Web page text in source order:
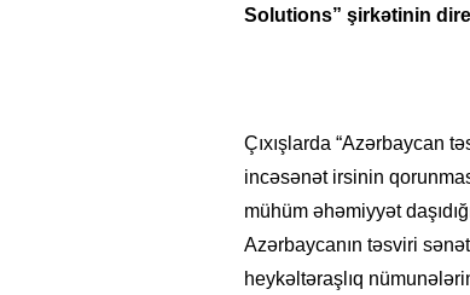
Solutions” şirkətinin
Çıxışlarda “Azərbaycan
incəsənət irsinin
mühüm əhəmiyyət
Azərbaycanın təsviri
heykəltəraşlıq